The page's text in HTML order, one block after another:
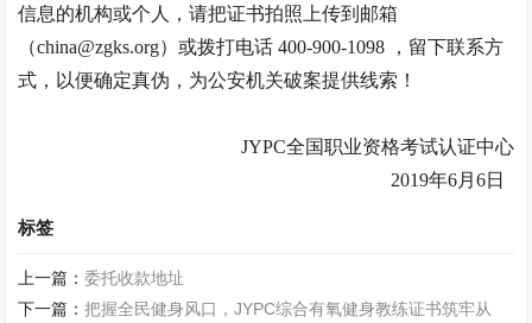
信息的机构或个人，请把证书拍照上传到邮箱
（china@zgks.org）或拨打电话 400-900-1098 ，留下联系方
式，以便确定真伪，为公安机关破案提供线索！
JYPC全国职业资格考试认证中心
2019年6月6日
标签
上一篇：委托收款地址
下一篇：把握全民健身风口，JYPC综合有氧健身教练证书筑牢从